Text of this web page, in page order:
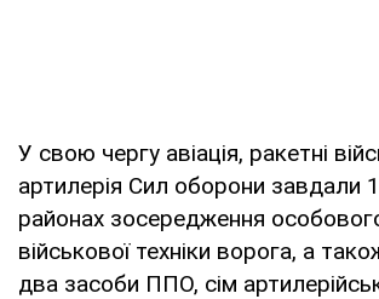
У свою чергу авіація, ракетні
артилерія Сил оборони завдали
районах зосередження
військової техніки ворога, а
два засоби ППО, сім